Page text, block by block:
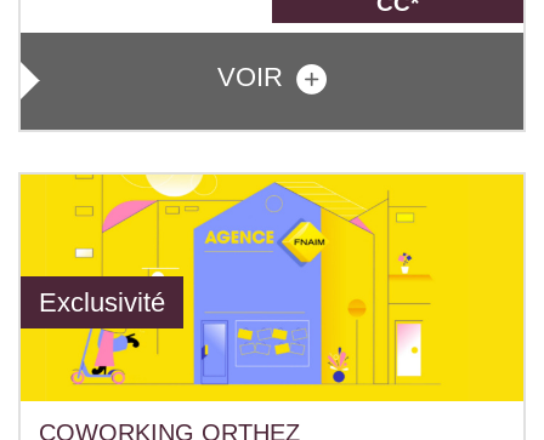
VOIR
Exclusivité
COWORKING ORTHEZ